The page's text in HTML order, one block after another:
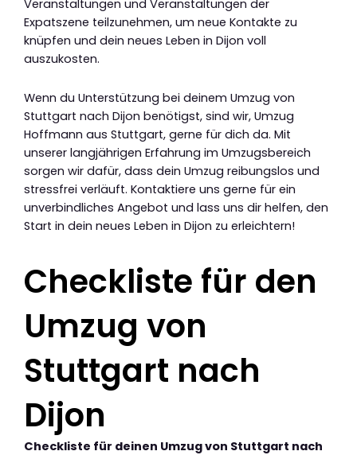
Veranstaltungen und Veranstaltungen der
Expatszene teilzunehmen, um neue Kontakte zu
knüpfen und dein neues Leben in Dijon voll
auszukosten.
Wenn du Unterstützung bei deinem Umzug von
Stuttgart nach Dijon benötigst, sind wir, Umzug
Hoffmann aus Stuttgart, gerne für dich da. Mit
unserer langjährigen Erfahrung im Umzugsbereich
sorgen wir dafür, dass dein Umzug reibungslos und
stressfrei verläuft. Kontaktiere uns gerne für ein
unverbindliches Angebot und lass uns dir helfen, den
Start in dein neues Leben in Dijon zu erleichtern!
Checkliste für den
Umzug von
Stuttgart nach
Dijon
Checkliste für deinen Umzug von Stuttgart nach